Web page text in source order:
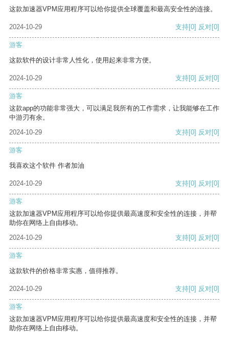
这款加速器VPM应用程序可以给你提供全球覆盖和最高安全性的连接。
2024-10-29 支持[0] 反对[0]
游客
这款软件的设计非常人性化，使用起来非常方便。
2024-10-29 支持[0] 反对[0]
游客
这款app的功能非常强大，可以满足我所有的工作需求，让我能够在工作
中游刃有余。
2024-10-29
支持[0] 反对[0]
游客
我喜欢这个软件 作者加油
2024-10-29 支持[0] 反对[0]
游客
这款加速器VPM应用程序可以给你提供最高速度和安全性的连接，并帮
助你在网络上自由移动。
2024-10-29
支持[0] 反对[0]
游客
这款软件的价格非常实惠，值得推荐。
2024-10-29 支持[0] 反对[0]
游客
这款加速器VPM应用程序可以给你提供最高速度和安全性的连接，并帮
助你在网络上自由移动。